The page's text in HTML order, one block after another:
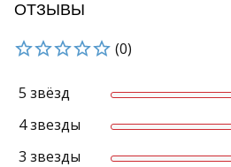
ОТЗЫВЫ
(0)
5 звёзд
4 звезды
3 звезды